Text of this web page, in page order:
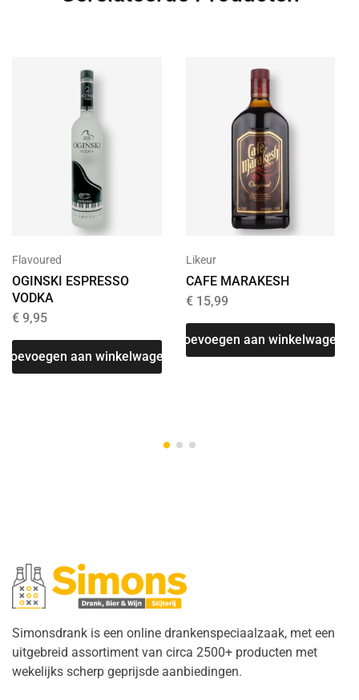
Flavoured
OGINSKI ESPRESSO
VODKA
€ 9,95
Toevoegen aan winkelwagen
Likeur
CAFE MARAKESH
€15,99
Toevoegen aan winkelwagen
Simonsdrank is een online drankenspeciaalzaak, met een
uitgebreid assortiment van circa 2500+ producten met
wekelijks scherp geprijsde aanbiedingen.